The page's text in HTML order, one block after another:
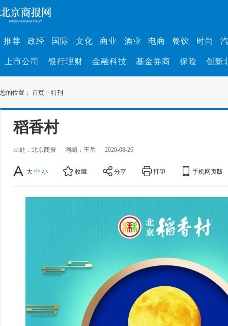
推荐 政经 国际 文化 商业 酒业 电商 餐饮 时尚
上市公司 银行理财 金融科技 基金券商 保险 创新
您的位置： 首页 > 特刊
稻香村
出处：北京商报 网编：王岳 2020-08-26
大 中 小 收藏 分享 打印 手机网页版